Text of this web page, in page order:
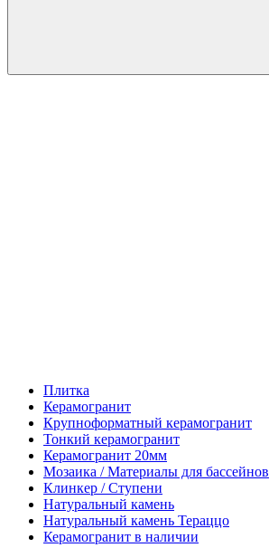
Плитка
Керамогранит
Крупноформатный керамогранит
Тонкий керамогранит
Керамогранит 20мм
Мозаика / Материалы для бассейнов
Клинкер / Ступени
Натуральный камень
Натуральный камень Тераццо
Керамогранит в наличии